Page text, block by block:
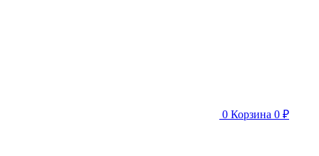
0 Корзина 0 ₽